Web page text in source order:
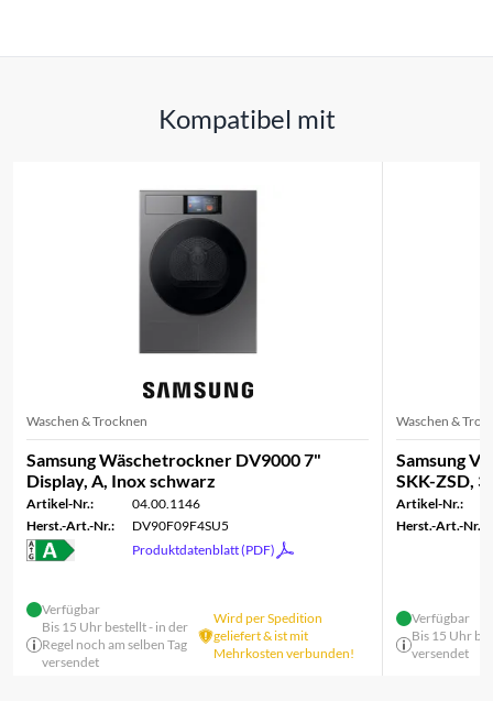
Kompatibel mit
Waschen & Trocknen
Samsung Wäschetrockner DV9000 7"
Display, A, Inox schwarz
Artikel-Nr.:
04.00.1146
Herst.-Art.-Nr.:
DV90F09F4SU5
Produktdatenblatt (PDF)
Verfügbar
Bis 15 Uhr bestellt - in der
Regel noch am selben Tag
versendet
Wird per Spedition
geliefert & ist mit
Mehrkosten verbunden!
Waschen &
Samsung
SKK-ZSD,
Artikel-Nr.:
Herst.-Art.-Nr.:
Verfügbar
Bis 15 Uhr
versendet